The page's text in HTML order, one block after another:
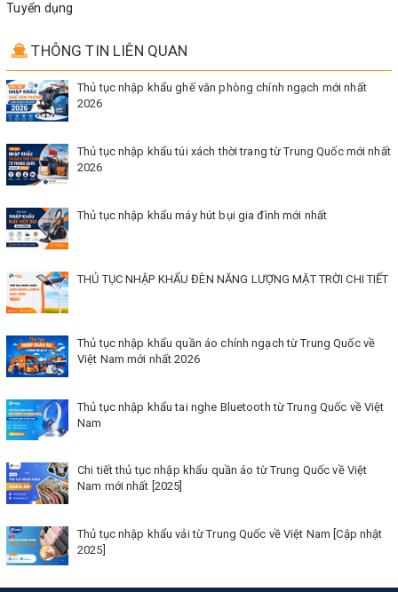
Tuyển dụng
THÔNG TIN LIÊN QUAN
Thủ tục nhập khẩu ghế văn phòng chính ngạch mới nhất
2026
Thủ tục nhập khẩu túi xách thời trang từ Trung Quốc mới nhất
2026
Thủ tục nhập khẩu máy hút bụi gia đình mới nhất
THỦ TỤC NHẬP KHẨU ĐÈN NĂNG LƯỢNG MẶT TRỜI CHI TIẾT
Thủ tục nhập khẩu quần áo chính ngạch từ Trung Quốc về
Việt Nam mới nhất 2026
Thủ tục nhập khẩu tai nghe Bluetooth từ Trung Quốc về Việt
Nam
Chi tiết thủ tục nhập khẩu quần áo từ Trung Quốc về Việt
Nam mới nhất [2025]
Thủ tục nhập khẩu vải từ Trung Quốc về Việt Nam [Cập nhật
2025]